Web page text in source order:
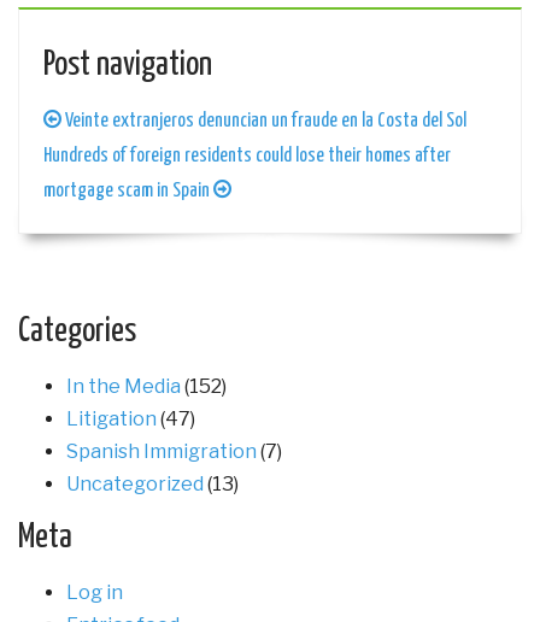
Post navigation
Veinte extranjeros denuncian un fraude en la Costa del Sol
Hundreds of foreign residents could lose their homes after
mortgage scam in Spain
Categories
In the Media (152)
Litigation (47)
Spanish Immigration (7)
Uncategorized (13)
Meta
Log in